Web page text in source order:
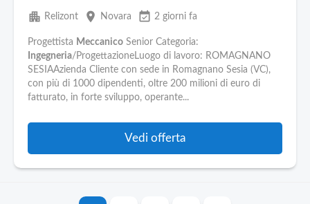
apartment Relizont place Novara event_available 2 giorni fa
Progettista Meccanico Senior Categoria:
Ingegneria/ProgettazioneLuogo di lavoro: ROMAGNANO
SESIAAzienda Cliente con sede in Romagnano Sesia (VC),
con più di 1000 dipendenti, oltre 200 milioni di euro di
fatturato, in forte sviluppo, operante...
Vedi offerta